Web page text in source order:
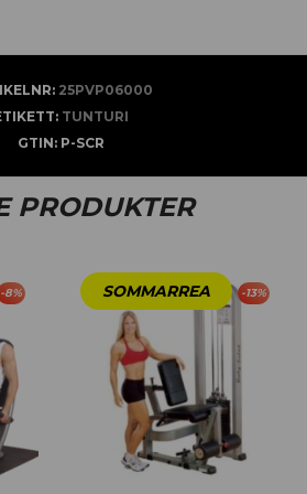
25PVP06000
TUNTURI
GTIN: P-SCR
PRODUKTER
-8% -13%